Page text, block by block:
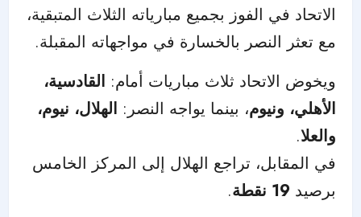
الاتحاد في الفوز بجميع مبارياته الثلاث المتبقية،
مع تعثر النصر بالخسارة في مواجهاته المقبلة.
ويخوض الاتحاد ثلاث مباريات أمام: القادسية،
الأهلي، ونيوم، بينما يواجه النصر: الهلال، نيوم،
والعلا.
في المقابل، تراجع الهلال إلى المركز الخامس
برصيد 19 نقطة .